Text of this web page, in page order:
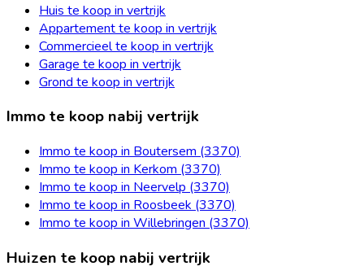
Huis te koop in vertrijk
Appartement te koop in vertrijk
Commercieel te koop in vertrijk
Garage te koop in vertrijk
Grond te koop in vertrijk
Immo te koop nabij vertrijk
Immo te koop in Boutersem (3370)
Immo te koop in Kerkom (3370)
Immo te koop in Neervelp (3370)
Immo te koop in Roosbeek (3370)
Immo te koop in Willebringen (3370)
Huizen te koop nabij vertrijk